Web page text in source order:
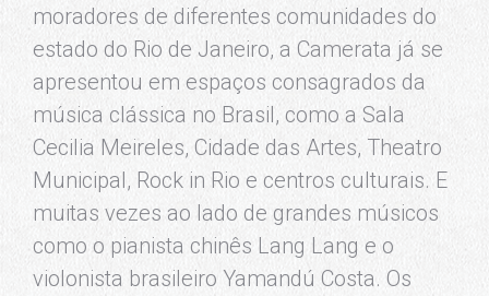
moradores de diferentes comunidades do
estado do Rio de Janeiro, a Camerata já se
apresentou em espaços consagrados da
música clássica no Brasil, como a Sala
Cecilia Meireles, Cidade das Artes, Theatro
Municipal, Rock in Rio e centros culturais. E
muitas vezes ao lado de grandes músicos
como o pianista chinês Lang Lang e o
violonista brasileiro Yamandú Costa. Os